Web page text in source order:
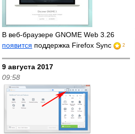
В веб-браузере GNOME Web 3.26
появится поддержка Firefox Sync 2
9 августа 2017
09:58